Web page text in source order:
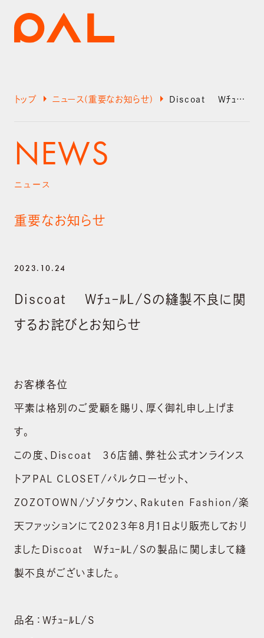
トップ arrow_right ニュース(重要なお知らせ) arrow_right Discoat WﾁｭｰﾙL/Sの縫製不良に関するお詫びとお知らせ
NEWS
ニュース
重要なお知らせ
2023.10.24
Discoat WﾁｭｰﾙL/Sの縫製不良に関
するお詫びとお知らせ
お客様各位
平素は格別のご愛顧を賜り、厚く御礼申し上げま
す。
この度、Discoat 36店舗、弊社公式オンラインス
トアPAL CLOSET/パルクローゼット、
ZOZOTOWN/ゾゾタウン、Rakuten Fashion/楽
天ファッションにて2023年8月1日より販売しており
ましたDiscoat WﾁｭｰﾙL/Sの製品に関しまして縫
製不良がございました。
品名：WﾁｭｰﾙL/S